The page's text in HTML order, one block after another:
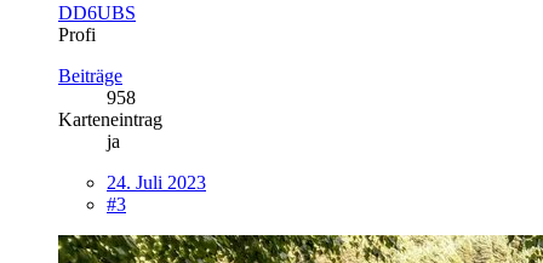
DD6UBS
Profi
Beiträge
958
Karteneintrag
ja
24. Juli 2023
#3